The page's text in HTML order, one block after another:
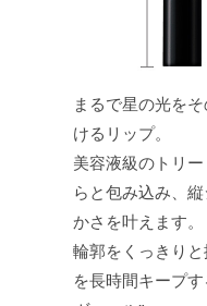
まるで星の光を
けるリップ。
美容液級のトリ
らと包み込み、
かさを叶えます。
輪郭をくっきり
を長時間キープ